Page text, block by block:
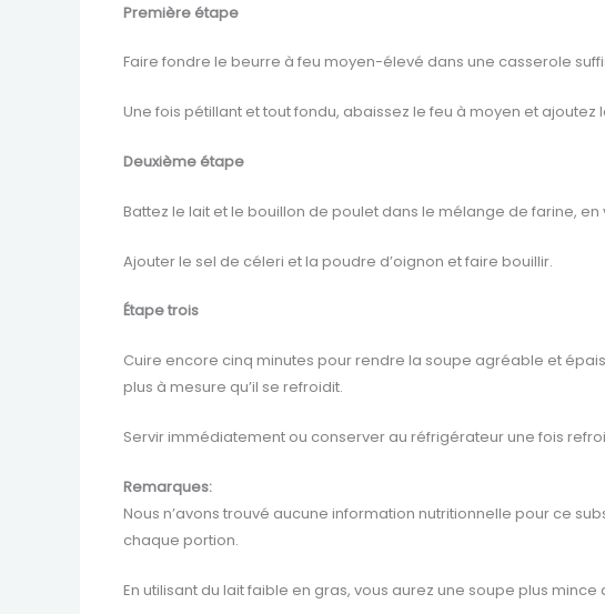
Première étape
Faire fondre le beurre à feu moyen-élevé dans une casserole
Une fois pétillant et tout fondu, abaissez le feu à moyen et
Deuxième étape
Battez le lait et le bouillon de poulet dans le mélange de farine,
Ajouter le sel de céleri et la poudre d’oignon et faire bouillir.
Étape trois
Cuire encore cinq minutes pour rendre la soupe agréable et
plus à mesure qu’il se refroidit.
Servir immédiatement ou conserver au réfrigérateur une fois
Remarques:
Nous n’avons trouvé aucune information nutritionnelle pour ce
chaque portion.
En utilisant du lait faible en gras, vous aurez une soupe plus